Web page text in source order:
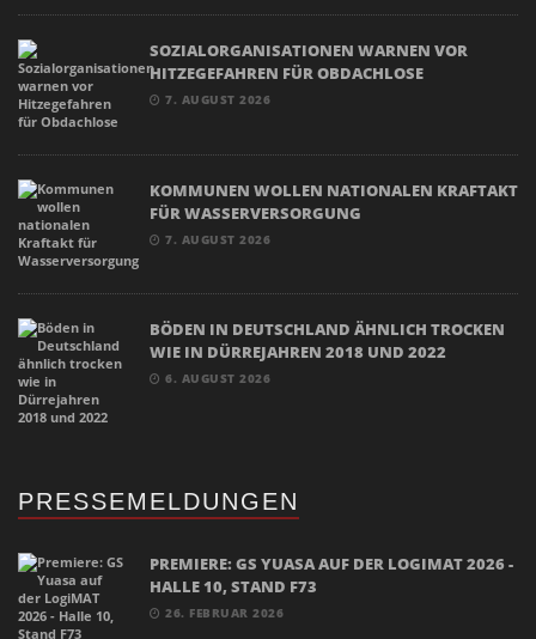
SOZIALORGANISATIONEN WARNEN VOR
HITZEGEFAHREN FÜR OBDACHLOSE
7. AUGUST 2026
KOMMUNEN WOLLEN NATIONALEN KRAFTAKT
FÜR WASSERVERSORGUNG
7. AUGUST 2026
BÖDEN IN DEUTSCHLAND ÄHNLICH TROCKEN
WIE IN DÜRREJAHREN 2018 UND 2022
6. AUGUST 2026
PRESSEMELDUNGEN
PREMIERE: GS YUASA AUF DER LOGIMAT 2026 -
HALLE 10, STAND F73
26. FEBRUAR 2026